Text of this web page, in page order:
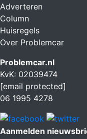
Adverteren
Column
Huisregels
Over Problemcar
Problemcar.nl
KvK: 02039474
[email protected]
06 1995 4278
Aanmelden